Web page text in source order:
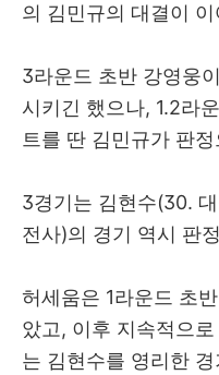
의 김민규의 대결이
3라운드 초반 강영웅
시키긴 했으나, 1.2라
트를 딴 김민규가 판
3경기는 김현수(30.
전사)의 경기 역시 판
허세움은 1라운드 초
았고, 이후 지속적으
는 김현수를 영리한